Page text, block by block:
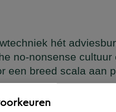
hét
no-nonsense
een breed scala aan